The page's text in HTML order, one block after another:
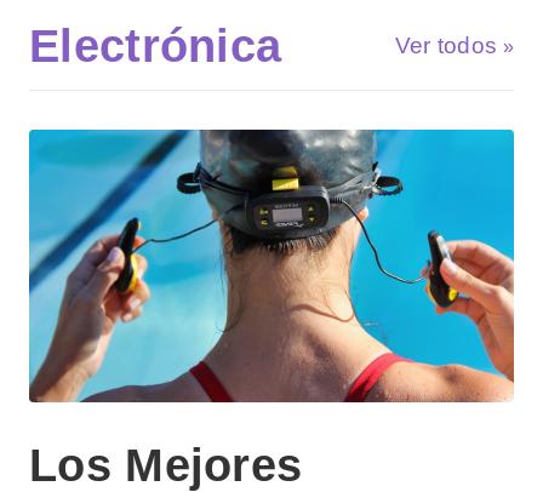
Electrónica Ver todos
Los Mejores